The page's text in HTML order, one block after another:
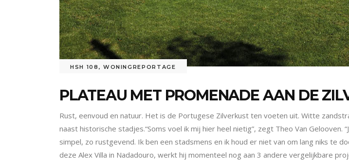
HSH 108 , WONINGREPORTAGE
PLATEAU MET PROMENADE AAN DE
Rust, eenvoud en natuur. Het is de Portugese Zilverkust ten voeten uit. Witte
naast historische stadjes.“Soms voel ik mij hier heel nietig”, zegt Theo Van Gelooven.
simpel, zo rustgevend. Ik ben een stadsmens en ik houd er niet van om lang niks te
deze Alex Villa in Nadadouro, werkt hij momenteel nog aan 3 andere vergelijkbare